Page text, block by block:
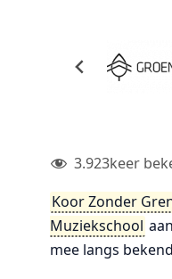
3.923keer
Koor Zonder
Muziekschool
mee langs